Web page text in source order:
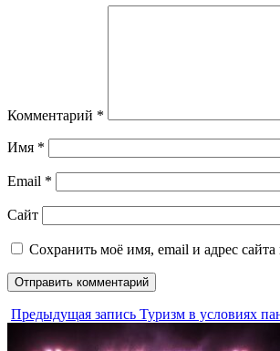
Комментарий *
Имя *
Email *
Сайт
Сохранить моё имя, email и адрес
Предыдущая запись Туризм в условиях